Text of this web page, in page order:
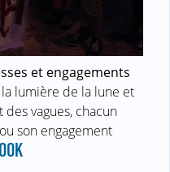
et engagements
lumière de la lune et
vagues, chacun
son engagement